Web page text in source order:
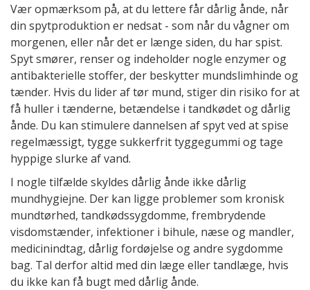
Vær opmærksom på, at du lettere får dårlig ånde, når
din spytproduktion er nedsat - som når du vågner om
morgenen, eller når det er længe siden, du har spist.
Spyt smører, renser og indeholder nogle enzymer og
antibakterielle stoffer, der beskytter mundslimhinde og
tænder. Hvis du lider af tør mund, stiger din risiko for at
få huller i tænderne, betændelse i tandkødet og dårlig
ånde. Du kan stimulere dannelsen af spyt ved at spise
regelmæssigt, tygge sukkerfrit tyggegummi og tage
hyppige slurke af vand.
I nogle tilfælde skyldes dårlig ånde ikke dårlig
mundhygiejne. Der kan ligge problemer som kronisk
mundtørhed, tandkødssygdomme, frembrydende
visdomstænder, infektioner i bihule, næse og mandler,
medicinindtag, dårlig fordøjelse og andre sygdomme
bag. Tal derfor altid med din læge eller tandlæge, hvis
du ikke kan få bugt med dårlig ånde.